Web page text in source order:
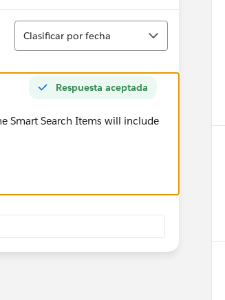
Ordenar
Clasificar por fecha
Respuesta aceptada
Smart Search Items will include